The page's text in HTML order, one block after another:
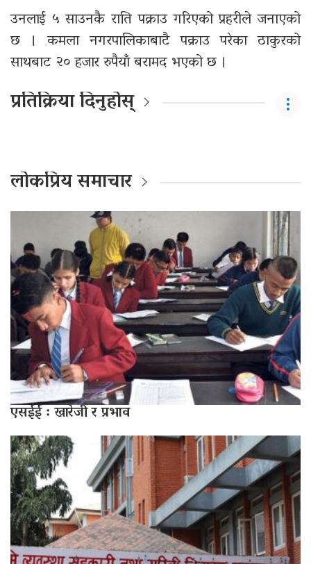
उनलाई ५ साउनकै राति पक्राउ गरिएको प्रहरीले जनाएको
छ । कमला नगरपालिकाबाटै पक्राउ परेका ठाकुरको
साथबाट २० हजार रुपैयाँ बरामद भएको छ ।
प्रतिक्रिया दिनुहोस्
लोकप्रिय समाचार
एसईई : खारेजी र प्रभाव